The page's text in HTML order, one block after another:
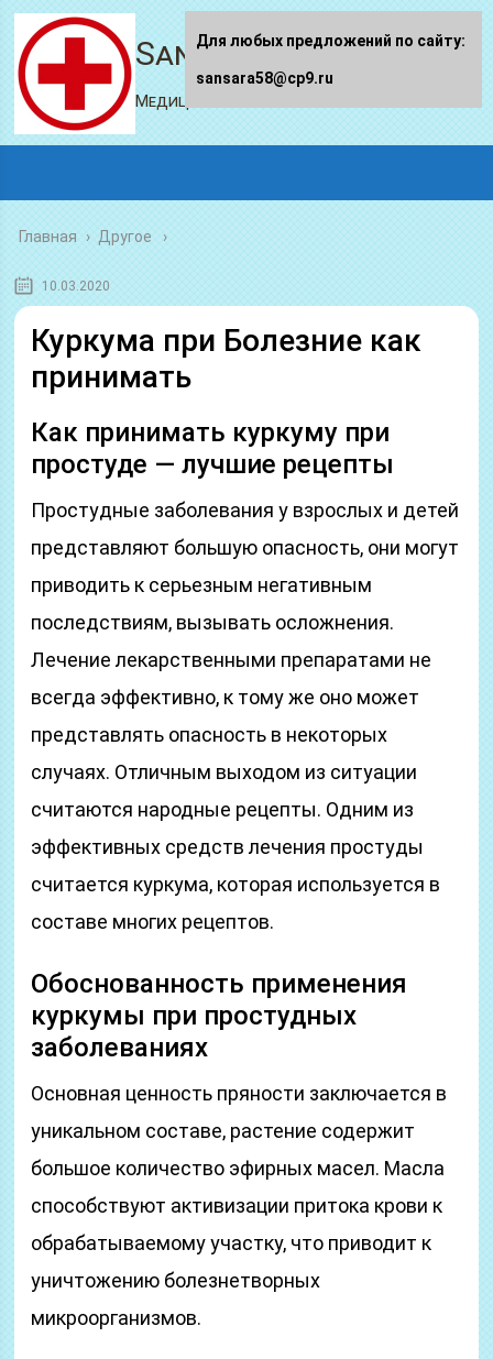
Sansara58.ru
Медицинский портал
Главная › Другое
10.03.2020
Куркума при Болезние как
принимать
Как принимать куркуму при
простуде — лучшие рецепты
Простудные заболевания у взрослых и детей
представляют большую опасность, они могут
приводить к серьезным негативным
последствиям, вызывать осложнения.
Лечение лекарственными препаратами не
всегда эффективно, к тому же оно может
представлять опасность в некоторых
случаях. Отличным выходом из ситуации
считаются народные рецепты. Одним из
эффективных средств лечения простуды
считается куркума, которая используется в
составе многих рецептов.
Обоснованность применения
куркумы при простудных
заболеваниях
Основная ценность пряности заключается в
уникальном составе, растение содержит
большое количество эфирных масел. Масла
способствуют активизации притока крови к
обрабатываемому участку, что приводит к
уничтожению болезнетворных
микроорганизмов.
Для любых предложений по сайту:
sansara58@cp9.ru